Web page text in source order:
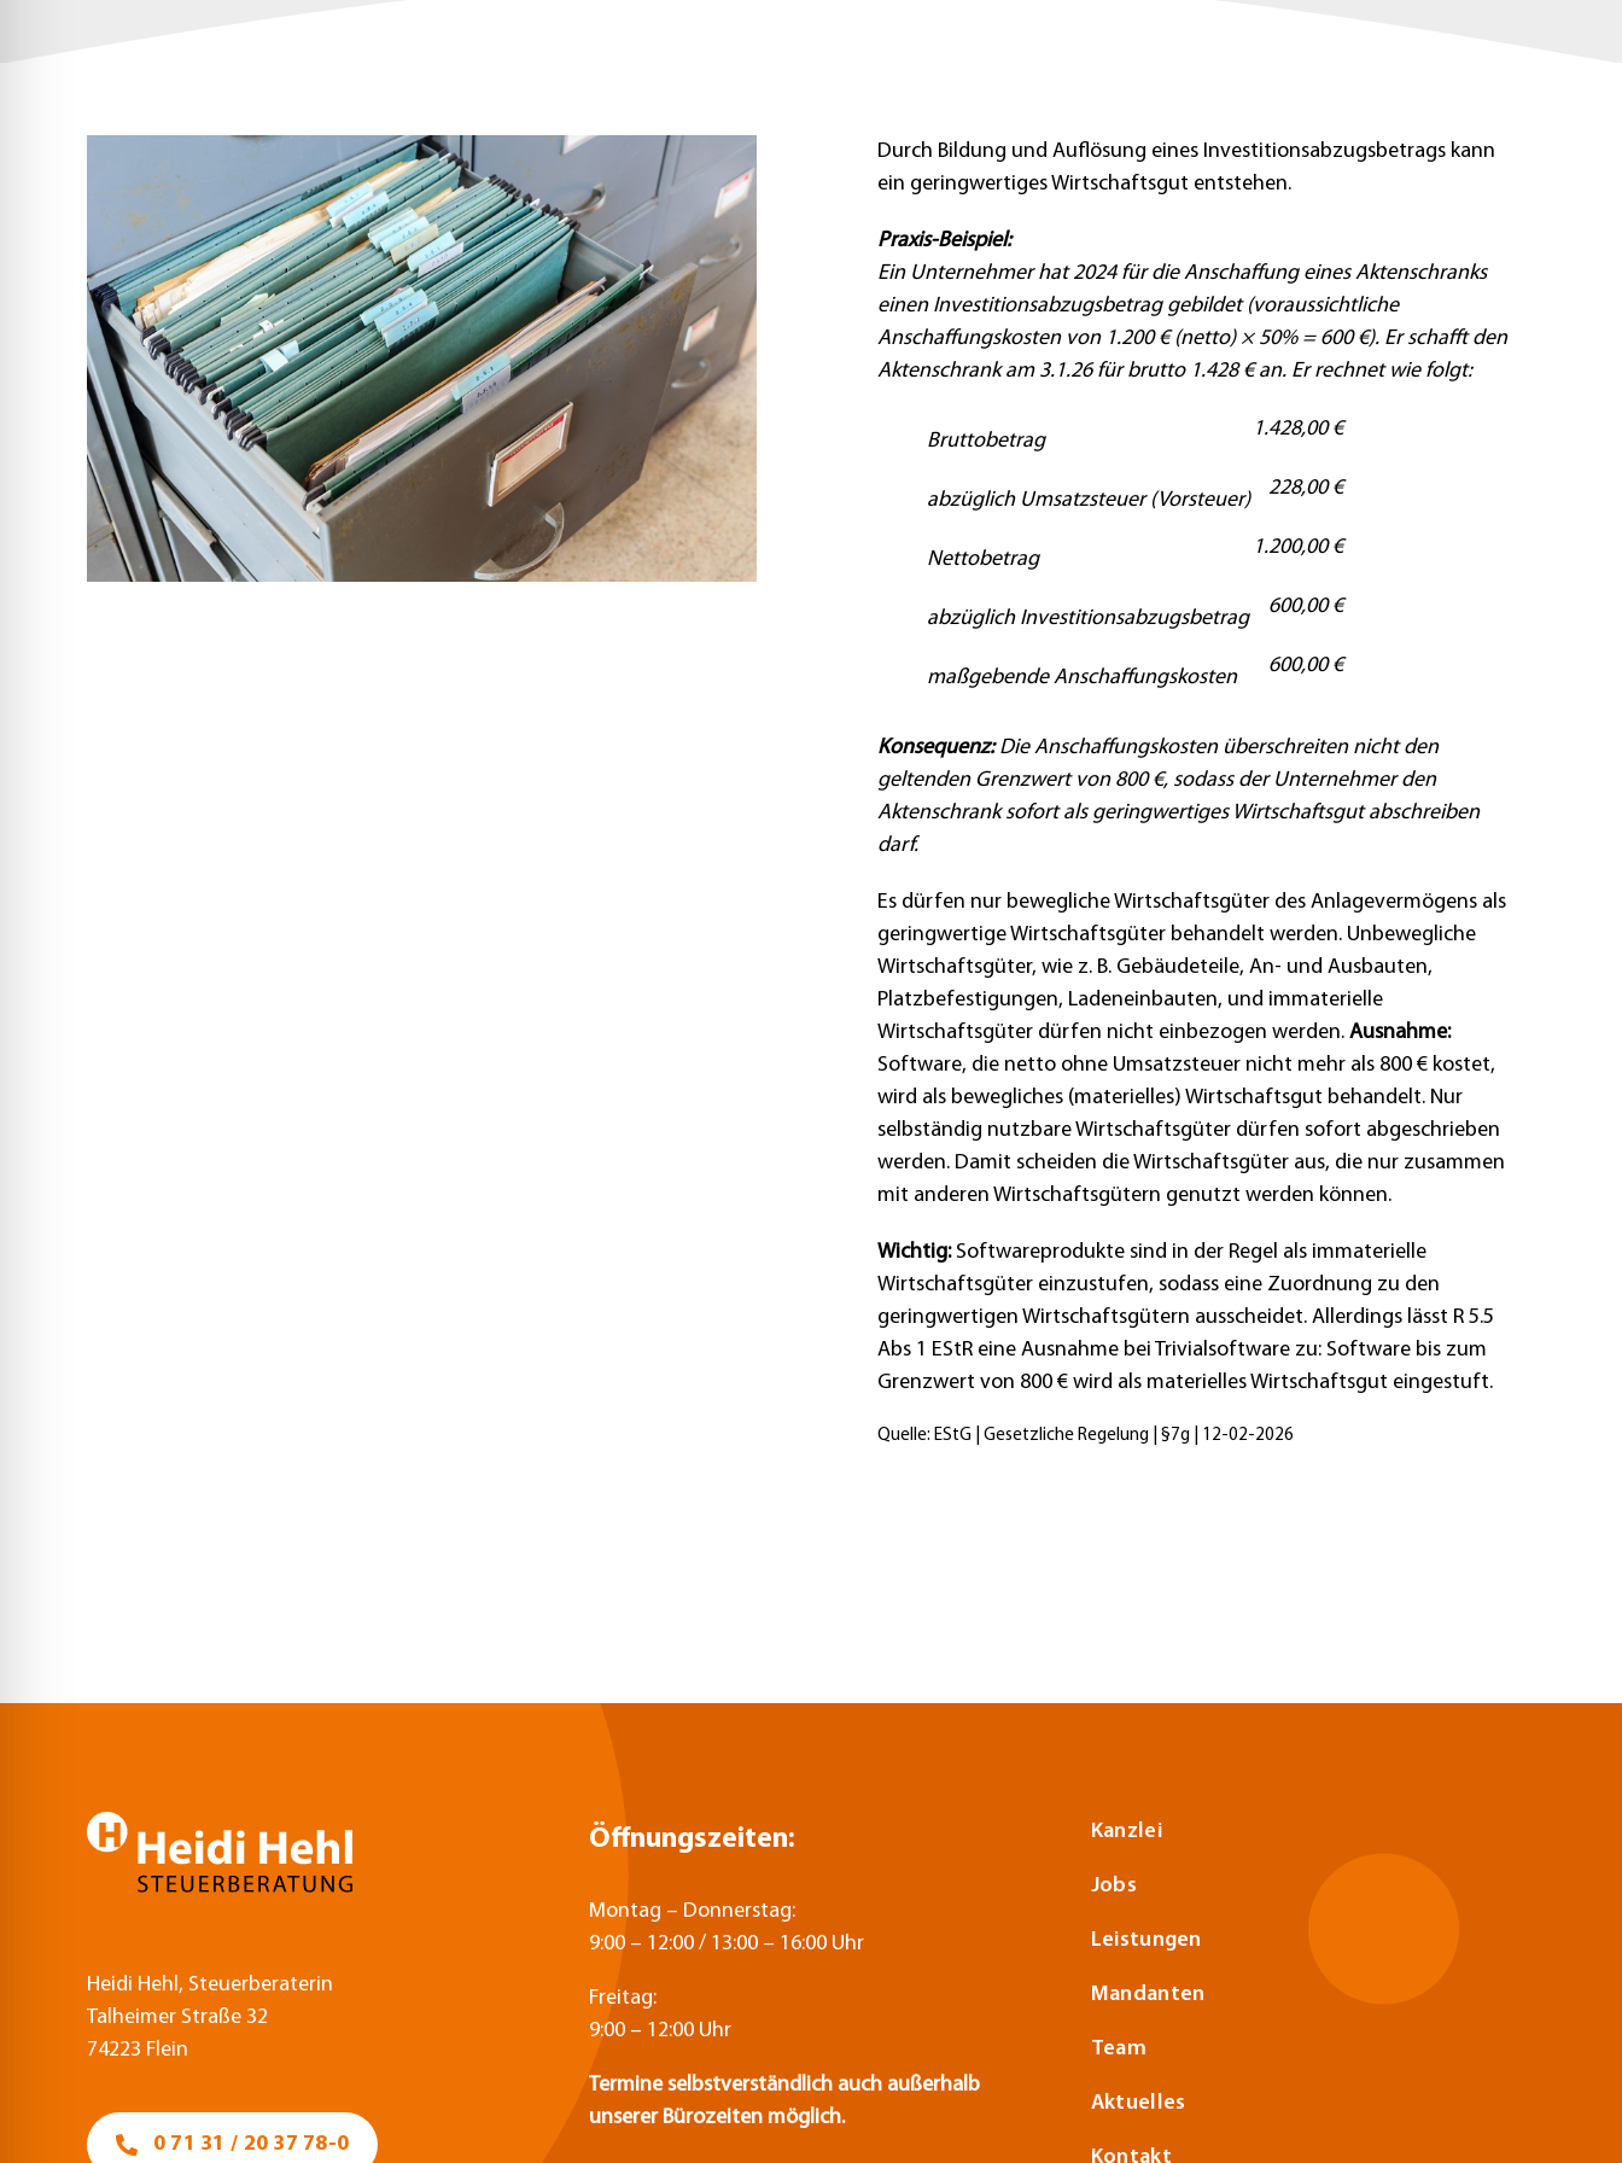
Durch Bildung und Auflösung eines Investitionsabzugsbetrags kann
ein geringwertiges Wirtschaftsgut entstehen.
Praxis-Beispiel:
Ein Unternehmer hat 2024 für die Anschaffung eines Aktenschranks
einen Investitionsabzugsbetrag gebildet (voraussichtliche
Anschaffungskosten von 1.200 € (netto) × 50% = 600 €). Er schafft den
Aktenschrank am 3.1.26 für brutto 1.428 € an. Er rechnet wie folgt:
Bruttobetrag
1.428,00 €
abzüglich Umsatzsteuer (Vorsteuer)
228,00 €
Nettobetrag
1.200,00 €
abzüglich Investitionsabzugsbetrag
600,00 €
maßgebende Anschaffungskosten
600,00 €
Konsequenz:Die Anschaffungskosten überschreiten nicht den
geltenden Grenzwert von 800 €, sodass der Unternehmer den
Aktenschrank sofort als geringwertiges Wirtschaftsgut abschreiben
darf.
Es dürfen nur bewegliche Wirtschaftsgüter des Anlagevermögens als
geringwertige Wirtschaftsgüter behandelt werden. Unbewegliche
Wirtschaftsgüter, wie z. B. Gebäudeteile, An- und Ausbauten,
Platzbefestigungen, Ladeneinbauten, und immaterielle
Wirtschaftsgüter dürfen nicht einbezogen werden. Ausnahme:
Software, die netto ohne Umsatzsteuer nicht mehr als 800 € kostet,
wird als bewegliches (materielles) Wirtschaftsgut behandelt. Nur
selbständig nutzbare Wirtschaftsgüter dürfen sofort abgeschrieben
werden. Damit scheiden die Wirtschaftsgüter aus, die nur zusammen
mit anderen Wirtschaftsgütern genutzt werden können.
Wichtig:Softwareprodukte sind in der Regel als immaterielle
Wirtschaftsgüter einzustufen, sodass eine Zuordnung zu den
geringwertigen Wirtschaftsgütern ausscheidet. Allerdings lässt R 5.5
Abs 1 EStR eine Ausnahme bei Trivialsoftware zu: Software bis zum
Grenzwert von 800 € wird als materielles Wirtschaftsgut eingestuft.
Quelle: EStG | Gesetzliche Regelung | §7g | 12-02-2026
Heidi Hehl, Steuerberaterin
Talheimer Straße 32
74223 Flein
0 71 31 / 20 37 78-0
Öffnungszeiten:
Montag – Donnerstag:
9:00 – 12:00 / 13:00 – 16:00 Uhr
Freitag:
9:00 – 12:00 Uhr
Termine selbstverständlich auch außerhalb
unserer Bürozeiten möglich.
Kanzlei
Jobs
Leistungen
Mandanten
Team
Aktuelles
Kontakt